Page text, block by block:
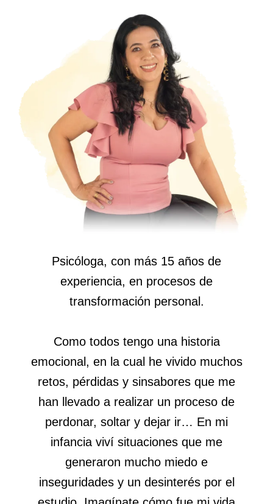
Psicóloga, con más 15 años de
experiencia, en procesos de
transformación personal.
Como todos tengo una historia
emocional, en la cual he vivido muchos
retos, pérdidas y sinsabores que me
han llevado a realizar un proceso de
perdonar, soltar y dejar ir… En mi
infancia viví situaciones que me
generaron mucho miedo e
inseguridades y un desinterés por el